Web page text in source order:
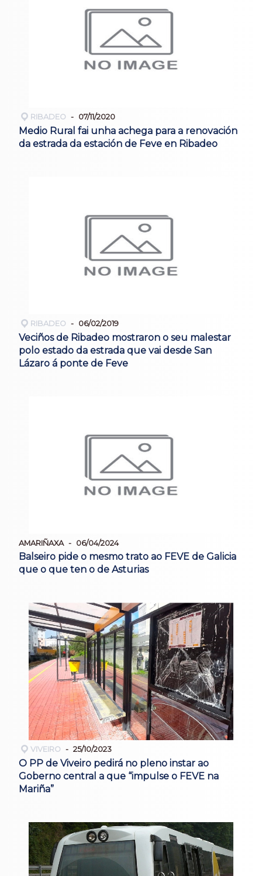
RIBADEO 07/11/2020
Medio Rural fai unha achega para a renovación
da estrada da estación de Feve en Ribadeo
RIBADEO 06/02/2019
Veciños de Ribadeo mostraron o seu malestar
polo estado da estrada que vai desde San
Lázaro á ponte de Feve
AMARIÑAXA 06/04/2024
Balseiro pide o mesmo trato ao FEVE de Galicia
que o que ten o de Asturias
VIVEIRO 25/10/2023
O PP de Viveiro pedirá no pleno instar ao
Goberno central a que “impulse o FEVE na
Mariña”